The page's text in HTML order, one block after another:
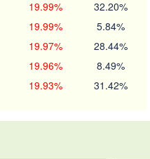
19.99% 32.20%
19.99% 5.84%
19.97% 28.44%
19.96% 8.49%
19.93% 31.42%